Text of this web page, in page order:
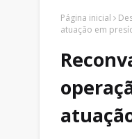
Página inicial
atuação em